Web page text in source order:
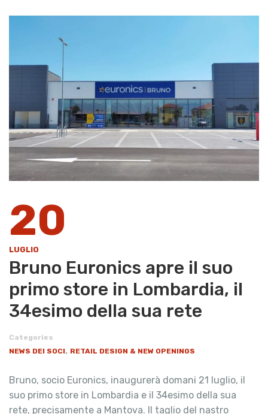
20
LUGLIO
Bruno Euronics apre il suo
primo store in Lombardia, il
34esimo della sua rete
Categories
NEWS DEI SOCI, RETAIL DESIGN & NEW OPENINGS
Bruno, socio Euronics, inaugurerà domani 21 luglio, il
suo primo store in Lombardia e il 34esimo della sua
rete, precisamente a Mantova. Il taglio del nastro